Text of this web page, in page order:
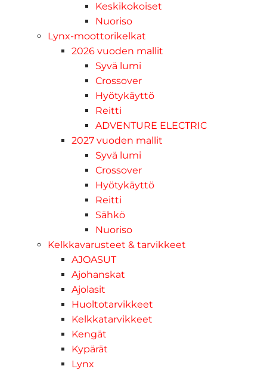
Keskikokoiset
Nuoriso
Lynx-moottorikelkat
2026 vuoden mallit
Syvä lumi
Crossover
Hyötykäyttö
Reitti
ADVENTURE ELECTRIC
2027 vuoden mallit
Syvä lumi
Crossover
Hyötykäyttö
Reitti
Sähkö
Nuoriso
Kelkkavarusteet & tarvikkeet
AJOASUT
Ajohanskat
Ajolasit
Huoltotarvikkeet
Kelkkatarvikkeet
Kengät
Kypärät
Lynx